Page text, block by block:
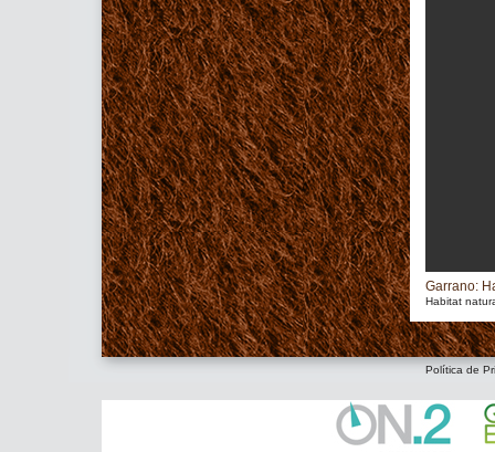
Garrano:
Habitat
Política de